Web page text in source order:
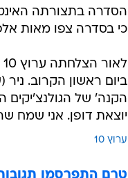
כי בסדרה צפו מאות
ביום ראשון הקרוב.
הקנה' של הגולנצ'יקים
יוצאת דופן. אני שמח
ערוץ 10